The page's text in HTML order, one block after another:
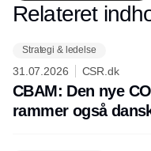
Relateret
Strategi & ledelse
31.07.2026 CSR.dk
CBAM: Den nye
rammer også